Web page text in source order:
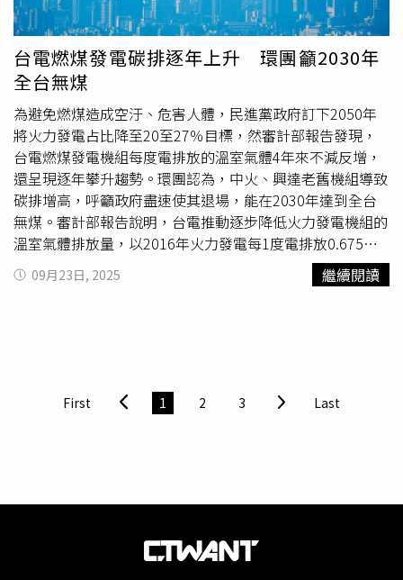
碟晶片的供應，對於AI晶片影響有限，但記憶體、固態硬碟
已經因為AI的需求推升價格，此次管制將讓上游進一步緊縮
出貨，價格也會持續上漲。供應鏈業者指出，稀土的提煉技
術門檻不高，在於願不願意承擔環境被汙染的成本，以及有
沒有規模經濟，每噸稀土會產生約2千噸有毒的廢料以及大
量的廢水、廢氣，大陸過去產出大量的稀土，主要是內卷以
及提振經濟，實際上歐美等國持續在以更環保的方式提煉稀
土，但價格絕對不會比大陸的稀土還低。
台電燃煤發電碳排逐年上升 環團籲2030年
全台無煤
為避免燃煤造成空汙、危害人體，民進黨政府訂下2050年
將火力發電占比降至20至27％目標，然審計部報告發現，
台電燃煤發電機組每度電排放的溫室氣體4年來不減反增，
還呈現逐年攀升趨勢。環團認為，中火、興達老舊機組導致
碳排增高，呼籲政府盡速使其退場，能在2030年達到全台
無煤。審計部報告說明，台電推動逐步降低火力發電機組的
溫室氣體排放量，以2016年火力發電每1度電排放0.675公
斤溫室氣體作為基準，設定至今年需降低15％。但燃煤機組
每1度電排碳量從2019年的每度0.890逐步攀升至每度
保法規16次，累積罰鍰895萬4000元，其中以違反《空氣汙
染防制法》10件最多，當中最嚴重的1次是中火貯煤場運送
其中中火使用全台最老舊、汙染最嚴重的亞臨界機組，希望
2050年淨零排放目標在前，更希望空汙最嚴重的燃煤機組
優先退場，並於2030年實現全台無煤。他也提到，違規案
09月23日, 2025 繼續閱讀
First 1 2 3 Last